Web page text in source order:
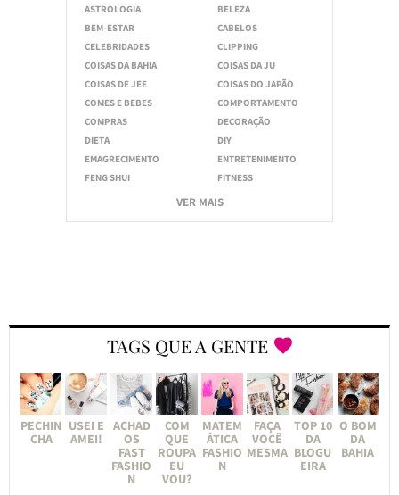
ASTROLOGIA
BELEZA
BEM-ESTAR
CABELOS
CELEBRIDADES
CLIPPING
COISAS DA BAHIA
COISAS DA JU
COISAS DE JEE
COISAS DO JAPÃO
COMES E BEBES
COMPORTAMENTO
COMPRAS
DECORAÇÃO
DIETA
DIY
EMAGRECIMENTO
ENTRETENIMENTO
FENG SHUI
FITNESS
VER MAIS
TAGS QUE A GENTE
PECHIN
CHA
USEI E
AMEI!
ACHAD
OS
FAST
FASHIO
N
COM
QUE
ROUPA
EU
VOU?
MATEM
ÁTICA
FASHIO
N
FAÇA
VOCÊ
MESMA
TOP 10
DA
BLOGU
EIRA
O BOM
DA
BAHIA